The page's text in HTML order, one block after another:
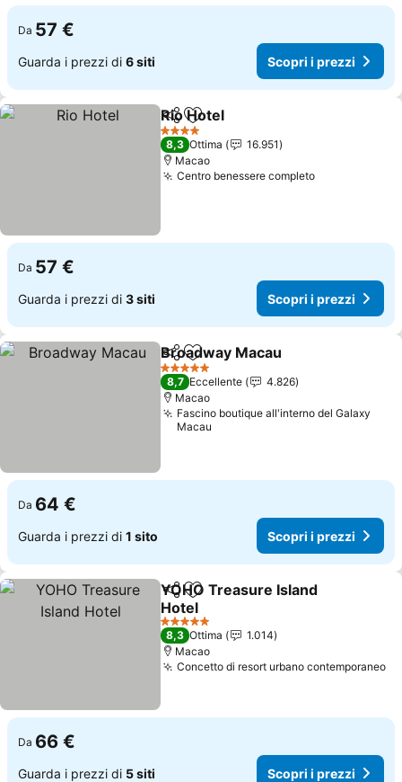
Da 57 €
Guarda i prezzi di 6 siti Scopri i prezzi
CondividiAggiungi ai preferiti
Rio Hotel
4 Stelle
8,3 Ottima
16.951
Macao
Centro benessere completo
Da 57 €
Guarda i prezzi di 3 siti Scopri i prezzi
CondividiAggiungi ai preferiti
Broadway Macau
5 Stelle
8,7 Eccellente
4.826
Macao
Fascino boutique all'interno del Galaxy
Macau
Da 64 €
Guarda i prezzi di 1 sito Scopri i prezzi
CondividiAggiungi ai preferiti
YOHO Treasure Island
Hotel
5 Stelle
8,3 Ottima
1.014
Macao
Concetto di resort urbano contemporaneo
Da 66 €
Guarda i prezzi di 5 siti Scopri i prezzi